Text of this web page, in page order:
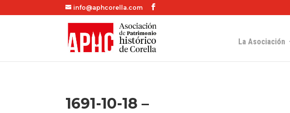
info@aphcorella.com
La Asociación
1691-10-18 –